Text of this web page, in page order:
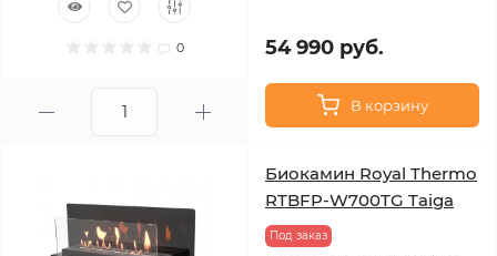
0 54 990 руб.
В корзину
Биокамин Royal Thermo
RTBFP-W700TG Taiga
Под заказ